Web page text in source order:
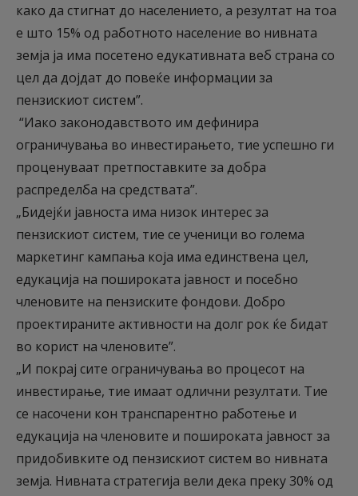
како да стигнат до населението, а резултат на тоа
е што 15% од работното население во нивната
земја ја има посетено едукативната веб страна со
цел да дојдат до повеќе информации за
пензискиот систем”.
“Иако законодавството им дефинира
ограничувања во инвестирањето, тие успешно ги
проценуваат претпоставките за добра
распределба на средствата”.
„Бидејќи јавноста има низок интерес за
пензискиот систем, тие се ученици во голема
маркетинг кампања која има единствена цел,
едукација на пошироката јавност и посебно
членовите на пензиските фондови. Добро
проектираните активности на долг рок ќе бидат
во корист на членовите”.
„И покрај сите ограничувања во процесот на
инвестирање, тие имаат одлични резултати. Тие
се насочени кон транспарентно работење и
едукација на членовите и пошироката јавност за
придобивките од пензискиот систем во нивната
земја. Нивната стратегија вели дека преку 30% од